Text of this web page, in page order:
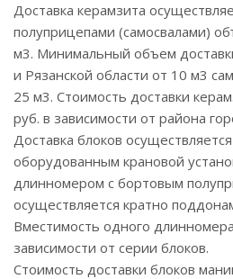
Доставка керамзита
полуприцепами (самосвалами)
м3. Минимальный объем
и Рязанской области от 10 м3
25 м3. Стоимость доставки
руб. в зависимости от района
Доставка блоков
оборудованным крановой
длинномером с бортовым
осуществляется кратно
Вместимость одного
зависимости от серии блоков.
Стоимость доставки блоков